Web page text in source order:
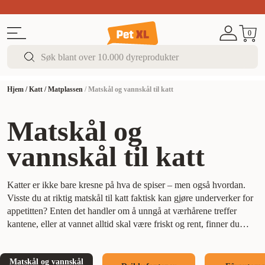
0
Hjem /Katt /Matplassen /Matskål og vannskål til katt
Matskål og
vannskål til katt
Katter er ikke bare kresne på hva de spiser – men også hvordan.
Visste du at riktig matskål til katt faktisk kan gjøre underverker for
appetitten? Enten det handler om å unngå at værhårene treffer
kantene, eller at vannet alltid skal være friskt og rent, finner du
matplassen etter både kattens behov og din stil. Velg mellom
Matskål og vannskål